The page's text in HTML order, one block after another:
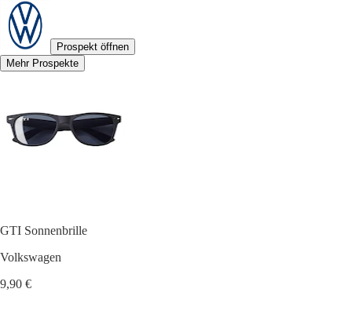
Prospekt öffnen
Mehr Prospekte
GTI Sonnenbrille
Volkswagen
9,90 €